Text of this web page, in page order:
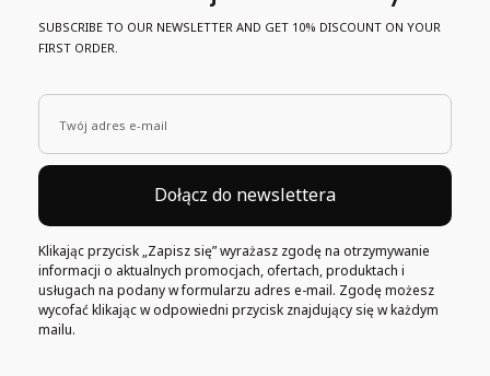
SUBSCRIBE TO OUR NEWSLETTER AND GET 10% DISCOUNT ON YOUR
FIRST ORDER.
Twój adres e-mail
Dołącz do newslettera
Klikając przycisk „Zapisz się” wyrażasz zgodę na otrzymywanie
informacji o aktualnych promocjach, ofertach, produktach i
usługach na podany w formularzu adres e-mail. Zgodę możesz
wycofać klikając w odpowiedni przycisk znajdujący się w każdym
mailu.